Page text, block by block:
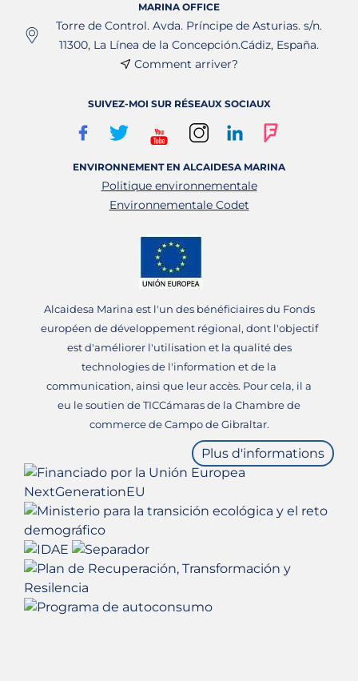
MARINA OFFICE
Torre de Control. Avda. Príncipe de Asturias. s/n.
11300, La Línea de la Concepción.Cádiz, España.
Comment arriver?
SUIVEZ-MOI SUR RÉSEAUX SOCIAUX
ENVIRONNEMENT EN ALCAIDESA MARINA
Politique environnementale
Environnementale Codet
Alcaidesa Marina est l'un des bénéficiaires du Fonds
européen de développement régional, dont l'objectif
est d'améliorer l'utilisation et la qualité des
technologies de l'information et de la
communication, ainsi que leur accès. Pour cela, il a
eu le soutien de TICCámaras de la Chambre de
commerce de Campo de Gibraltar.
Plus d'informations